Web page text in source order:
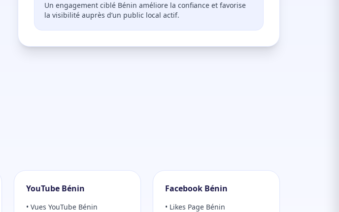
Un engagement ciblé Bénin améliore la confiance et favorise
la visibilité auprès d’un public local actif.
YouTube Bénin
• Vues YouTube Bénin
Facebook Bénin
• Likes Page Bénin